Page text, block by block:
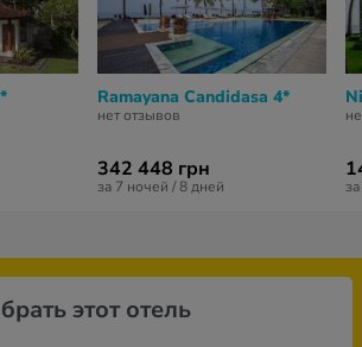
Ramayana Candidasa 4*
нет отзывов
342 448 грн
за 7 ночей / 8 дней
этот отель